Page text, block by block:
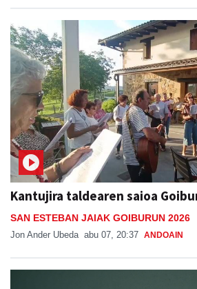
Kantujira taldearen saioa
SAN ESTEBAN JAIAK GOIBURUN 2026
Jon Ander Ubeda abu 07, 20:37 ANDOAIN